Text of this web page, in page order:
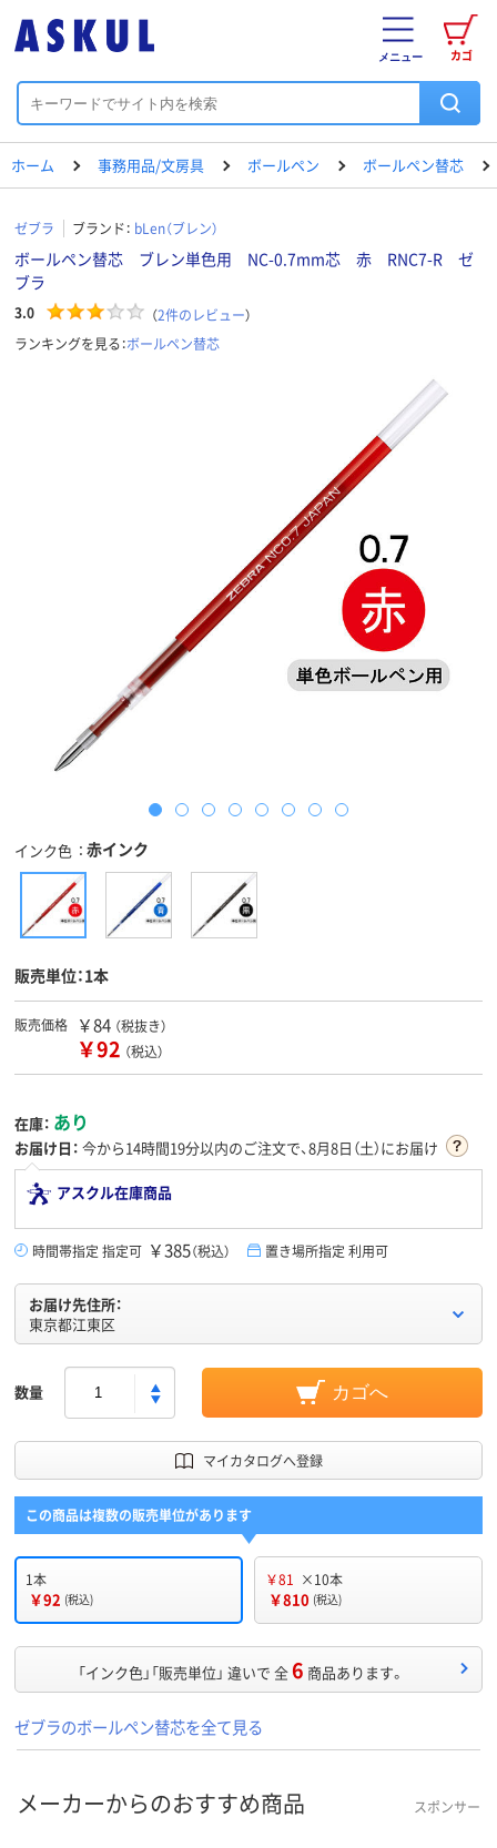
カゴ
メニュー
ホーム 事務用品/文房具 ボールペン ボールペン替芯
ゼブラ ブランド： bLen（ブレン）
ボールペン替芯 ブレン単色用 NC-0.7mm芯 赤 RNC7-R ゼ
ブラ
3.0 （2件のレビュー）
ランキングを見る：ボールペン替芯
インク色 赤インク
販売単位：1本
販売価格 ￥84 （税抜き）
￥92 （税込）
在庫： あり
お届け日： 今から14時間19分以内のご注文で、8月8日（土）にお届け
アスクル在庫商品
時間帯指定 指定可 ￥385（税込） 置き場所指定 利用可
お届け先住所：
東京都江東区
数量 カゴへ
マイカタログへ登録
この商品は複数の販売単位があります
1本
￥92 (税込)
￥81 ×10本
￥810 (税込)
「インク色」「販売単位」 違いで 全6 商品あります。
ゼブラのボールペン替芯を全て見る
メーカーからのおすすめ商品 スポンサー